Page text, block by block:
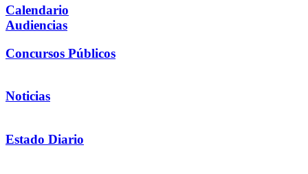
Calendario
Audiencias
Concursos Públicos
Noticias
Estado Diario